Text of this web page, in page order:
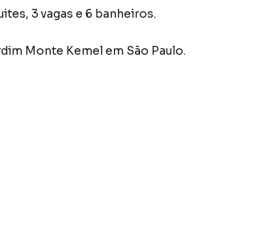
3 vagas e 6 banheiros.
Monte Kemelem São Paulo.